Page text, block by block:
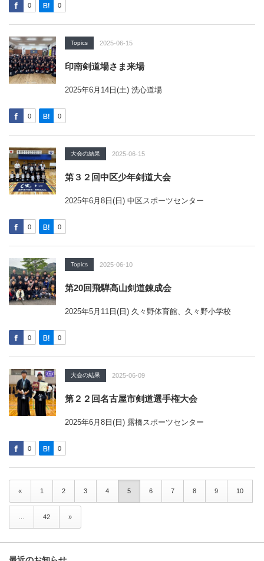
0 0
Topics 2025-06-15
印南剣道場さま来場
2025年6月14日(土) 洗心道場
0 0
大会の結果 2025-06-15
第３２回中区少年剣道大会
2025年6月8日(日) 中区スポーツセンター
0 0
Topics 2025-06-10
第20回飛騨高山剣道錬成会
2025年5月11日(日) 久々野体育館、久々野小学校
0 0
大会の結果 2025-06-09
第２２回名古屋市剣道選手権大会
2025年6月8日(日) 露橋スポーツセンター
0 0
« 1 2 3 4 5 6 7 8 9 10
42 »